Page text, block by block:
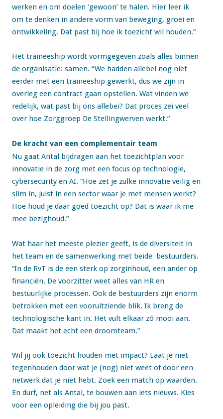
werken en om doelen ‘gewoon’ te halen. Hier leer ik
om te denken in andere vorm van beweging, groei en
ontwikkeling. Dat past bij hoe ik toezicht wil houden.”
Het traineeship wordt vormgegeven zoals alles binnen
de organisatie: samen. “We hadden allebei nog niet
eerder met een traineeship gewerkt, dus we zijn in
overleg een contract gaan opstellen. Wat vinden we
redelijk, wat past bij ons allebei? Dat proces zei veel
over hoe Zorggroep De Stellingwerven werkt.”
De kracht van een complementair team
Nu gaat Antal bijdragen aan het toezichtplan voor
innovatie in de zorg met een focus op technologie,
cybersecurity en AI. “Hoe zet je zulke innovatie veilig en
slim in, juist in een sector waar je met mensen werkt?
Hoe houd je daar goed toezicht op? Dat is waar ik me
mee bezighoud.”
Wat haar het meeste plezier geeft, is de diversiteit in
het team en de samenwerking met beide bestuurders.
“In de RvT is de een sterk op zorginhoud, een ander op
financiën. De voorzitter weet alles van HR en
bestuurlijke processen. Ook de bestuurders zijn enorm
betrokken met een vooruitziende blik. Ik breng de
technologische kant in. Het vult elkaar zó mooi aan.
Dat maakt het echt een droomteam.”
Wil jij ook toezicht houden met impact? Laat je niet
tegenhouden door wat je (nog) niet weet of door een
netwerk dat je niet hebt. Zoek een match op waarden.
En durf, net als Antal, te bouwen aan iets nieuws. Kies
voor een opleiding die bij jou past.